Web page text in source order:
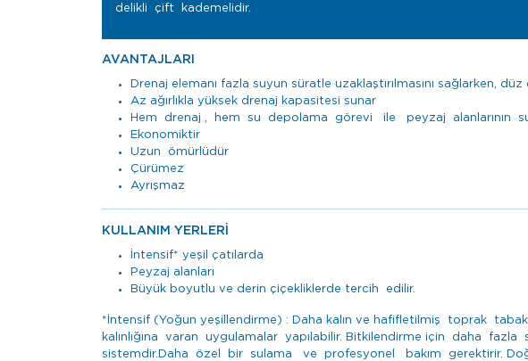
delikli çift kademelidir.
AVANTAJLARI
Drenaj elemanı fazla suyun süratle uzaklaştırılmasını sağlarken,
Az ağırlıkla yüksek drenaj kapasitesi sunar
Hem drenaj , hem su depolama görevi ile peyzaj alanlarının
Ekonomiktir
Uzun ömürlüdür
Çürümez
Ayrışmaz
KULLANIM YERLERİ
İntensif* yeşil çatılarda
Peyzaj alanları
Büyük boyutlu ve derin çiçekliklerde tercih edilir.
*İntensif (Yoğun yeşillendirme) : Daha kalın ve hafifletilmiş toprak
kalınlığına varan uygulamalar yapılabilir. Bitkilendirme için daha
sistemdir.Daha özel bir sulama ve profesyonel bakım gerektirir.